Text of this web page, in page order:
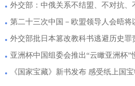
外交部：中俄关系不结盟、不对抗、
第二十三次中国－欧盟领导人会晤将
外交部批日本篡改教科书逃避历史罪
亚洲杯中国组委会推出“云瞰亚洲杯”
《国家宝藏》新书发布 感受纸上国